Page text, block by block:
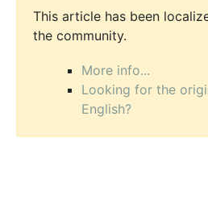
This article has been
the community.
More info...
Looking for the
English?